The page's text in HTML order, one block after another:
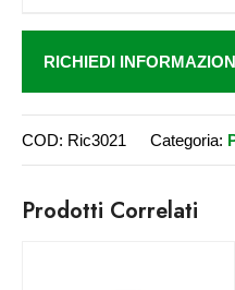
RICHIEDI
COD: Ric3021 Categoria:
Prodotti Correlati